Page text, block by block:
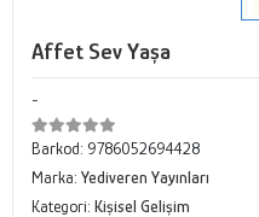
Affet Sev Yaşa
-
Barkod: 9786052694428
Marka: Yediveren Yayınları
Kategori: Kişisel Gelişim